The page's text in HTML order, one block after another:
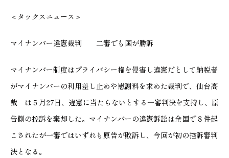
＜タックスニュース＞
マイナンバー違憲裁判 二審でも国が勝訴
マイナンバー制度はプライバシー権を侵害し違憲だとして納税者
がマイナンバーの利用差し止めや慰謝料を求めた裁判で、仙台高
裁 は５月27日、違憲に当たらないとする一審判決を支持し、原
告側の控訴を棄却した。マイナンバーの違憲訴訟は全国で８件起
こされたが一審ではいずれも原告が敗訴し、今回が初の控訴審判
決となる。